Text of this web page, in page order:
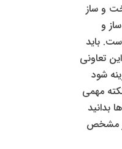
و ساز
و
باید
تعاونی
شود
مهمی
بدانید
مشخص